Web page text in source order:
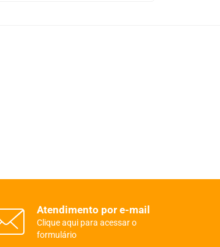
Atendimento por e-mail
Clique aqui para acessar o
formulário